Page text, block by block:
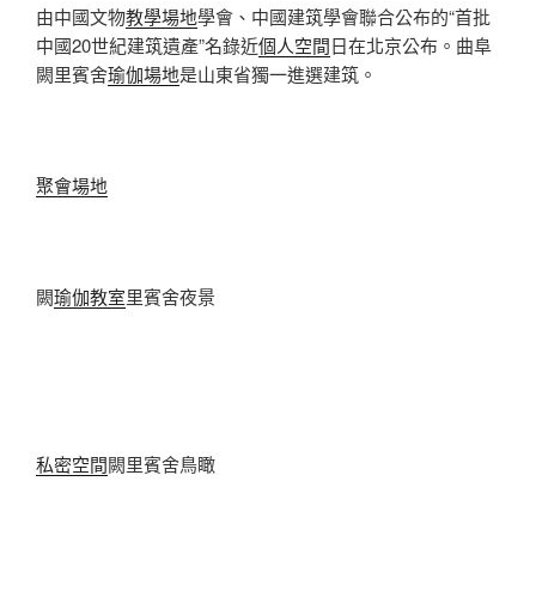
由中國文物教學場地學會、中國建筑學會聯合公布的“首批
中國20世紀建筑遺產”名錄近個人空間日在北京公布。曲阜
闕里賓舍瑜伽場地是山東省獨一進選建筑。
聚會場地
闕瑜伽教室里賓舍夜景
私密空間闕里賓舍鳥瞰